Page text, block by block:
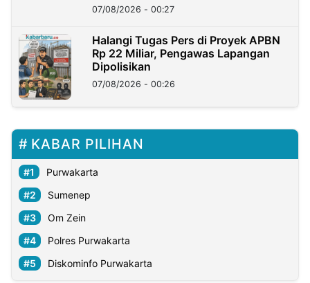
07/08/2026 - 00:27
Halangi Tugas Pers di Proyek APBN
Rp 22 Miliar, Pengawas Lapangan
Dipolisikan
07/08/2026 - 00:26
KABAR PILIHAN
Purwakarta
Sumenep
Om Zein
Polres Purwakarta
Diskominfo Purwakarta